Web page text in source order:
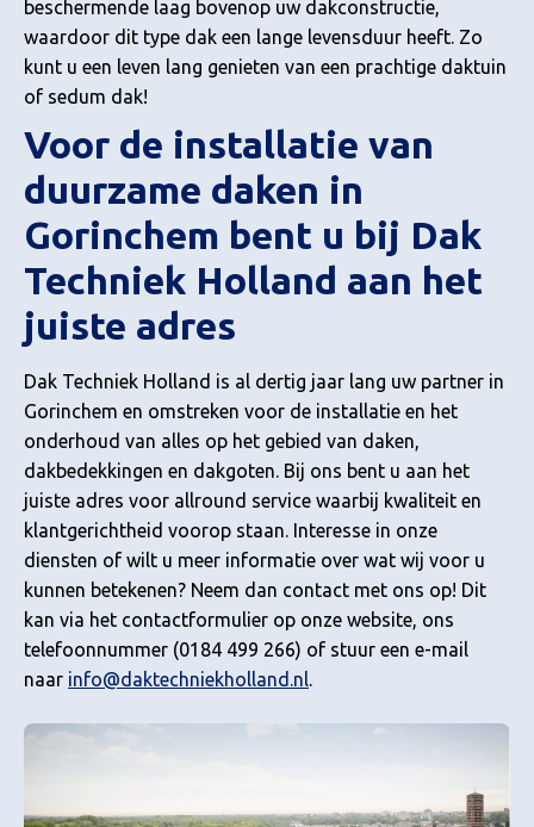
beschermende laag bovenop uw dakconstructie,
waardoor dit type dak een lange levensduur heeft. Zo
kunt u een leven lang genieten van een prachtige daktuin
of sedum dak!
Voor de installatie van
duurzame daken in
Gorinchem bent u bij Dak
Techniek Holland aan het
juiste adres
Dak Techniek Holland is al dertig jaar lang uw partner in
Gorinchem en omstreken voor de installatie en het
onderhoud van alles op het gebied van daken,
dakbedekkingen en dakgoten. Bij ons bent u aan het
juiste adres voor allround service waarbij kwaliteit en
klantgerichtheid voorop staan. Interesse in onze
diensten of wilt u meer informatie over wat wij voor u
kunnen betekenen? Neem dan contact met ons op! Dit
kan via het contactformulier op onze website, ons
telefoonnummer (0184 499 266) of stuur een e-mail
naar info@daktechniekholland.nl.